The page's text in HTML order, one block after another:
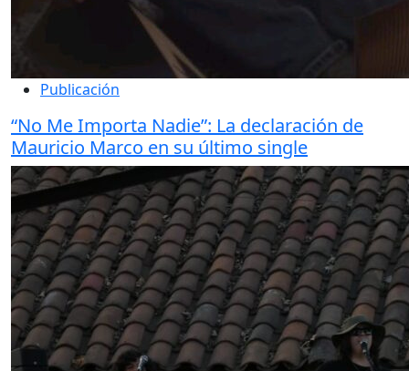
Publicación
“No Me Importa Nadie”: La declaración de
Mauricio Marco en su último single